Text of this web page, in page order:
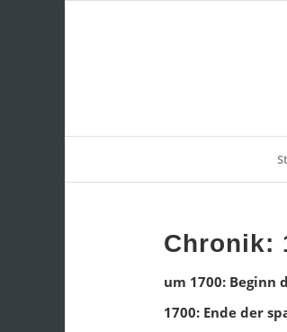
Chronik:
um 1700: Beginn
1700: Ende der